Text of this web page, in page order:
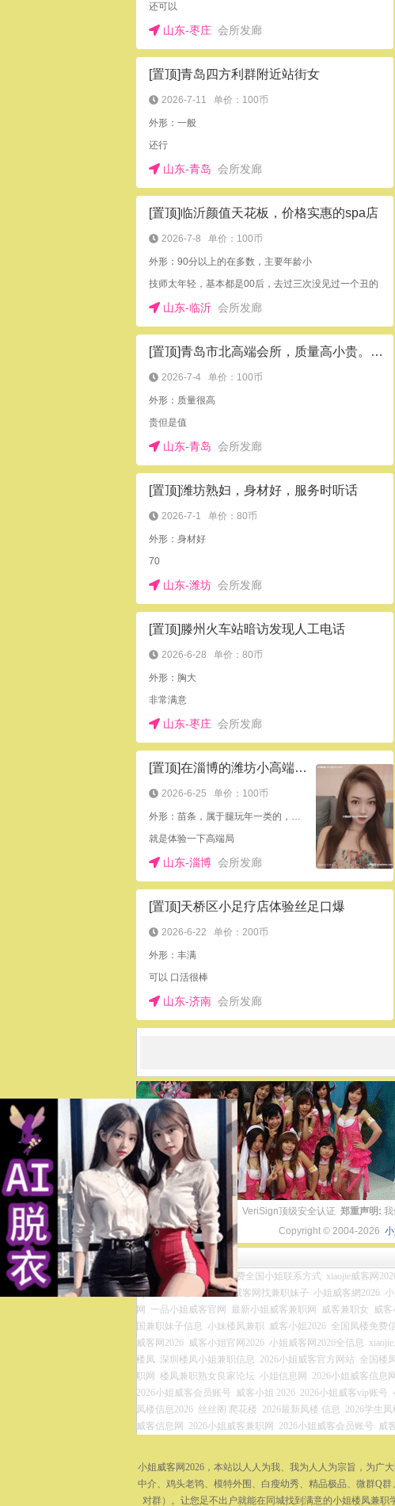
还可以
山东-枣庄 会所发廊
[置顶]青岛四方利群附近站街女
2026-7-11 单价：100币
外形：一般
还行
山东-青岛 会所发廊
[置顶]临沂颜值天花板，价格实惠的spa店
2026-7-8 单价：100币
外形：90分以上的在多数，主要年龄小
技师太年轻，基本都是00后，去过三次没见过一个丑的
山东-临沂 会所发廊
[置顶]青岛市北高端会所，质量高小贵。可以外出。性价比可以
2026-7-4 单价：100币
外形：质量很高
贵但是值
山东-青岛 会所发廊
[置顶]潍坊熟妇，身材好，服务时听话
2026-7-1 单价：80币
外形：身材好
70
山东-潍坊 会所发廊
[置顶]滕州火车站暗访发现人工电话
2026-6-28 单价：80币
外形：胸大
非常满意
山东-枣庄 会所发廊
[置顶]在淄博的潍坊小高端少妇，腿绝了
2026-6-25 单价：100币
外形：苗条，属于腿玩年一类的，颜值高
就是体验一下高端局
山东-淄博 会所发廊
[置顶]天桥区小足疗店体验丝足口爆
2026-6-22 单价：200币
外形：丰满
可以 口活很棒
山东-济南 会所发廊
VeriSign顶级安全认证 郑重声明:
Copyright © 2004-2026
友情链接
小姐威客兼职网官网 免费全国小姐联系方式 xiaojie威客网
zip
全国各地凤楼资源 威客网找兼职妹子 小姐威客網2026
网
一品小姐威客官网 最新小姐威客兼职网 威客兼职女 威客
国兼职妹子信息 小妹楼凤兼职 威客小姐2026 全国凤楼免费
威客网2026 威客小姐官网2026 小姐威客网2026全信息
楼凤 深圳楼凤小姐兼职信息 2026小姐威客官方网站 全国楼
职网
楼凤兼职熟女良家论坛 小姐信息网 2026小姐威客信息网
2026小姐威客会员账号 威客小姐 2026 2026小姐威客vip账号
凤楼信息2026 丝丝阁 爬花楼 2026最新凤楼 信息 2026学生凤
威客信息网
2026小姐威客兼职网 2026小姐威客会员账号 威
小姐威客网2026，本站以人人为我、我为人人为宗旨，为广
中介、鸡头老鸨、模特外围、白瘦幼秀、精品极品、微群Q
对群）。让您足不出户就能在同城找到满意的小姐楼凤兼